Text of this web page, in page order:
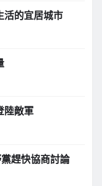
活的宜居城市
陸敵軍
趕快協商討論